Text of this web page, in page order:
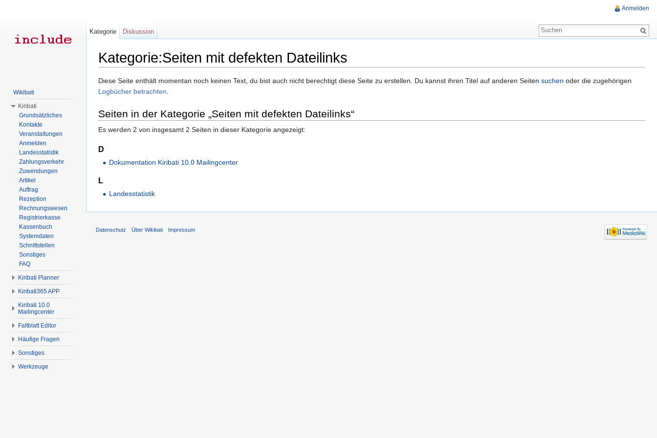
Kategorie:Seiten mit defekten Dateilinks
Diese Seite enthält momentan noch keinen Text, du bist auch nicht berechtigt diese Seite zu erstellen. Du kannst ihren Titel auf anderen Seiten suchen oder die zugehörigen
Logbücher betrachten.
Seiten in der Kategorie „Seiten mit defekten Dateilinks“
Es werden 2 von insgesamt 2 Seiten in dieser Kategorie angezeigt:
D
Dokumentation Kiribati 10.0 Mailingcenter
L
Landesstatistik
Anmelden
Kategorie Diskussion
Wikibati
Kiribati
Grundsätzliches
Kontakte
Veranstaltungen
Anmelden
Landesstatistik
Zahlungsverkehr
Zuwendungen
Artikel
Auftrag
Rezeption
Rechnungswesen
Registrierkasse
Kassenbuch
Systemdaten
Schnittstellen
Sonstiges
FAQ
Kiribati Planner
Kiribati365 APP
Kiribati 10.0
Mailingcenter
Faltblatt Editor
Häufige Fragen
Sonstiges
Werkzeuge
Datenschutz Über Wikibati Impressum